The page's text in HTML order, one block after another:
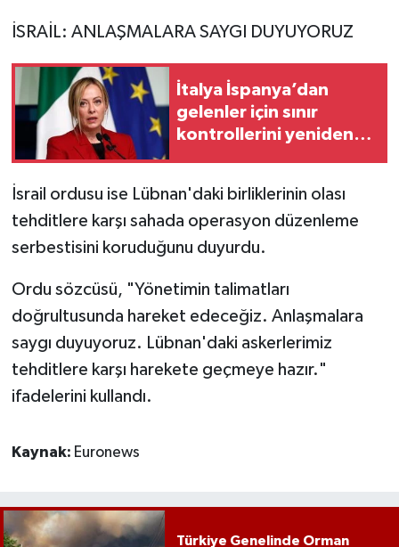
İSRAİL: ANLAŞMALARA SAYGI DUYUYORUZ
İtalya İspanya’dan
gelenler için sınır
kontrollerini yeniden
İsrail ordusu ise Lübnan'daki birliklerinin olası
tehditlere karşı sahada operasyon düzenleme
serbestisini koruduğunu duyurdu.
Ordu sözcüsü, "Yönetimin talimatları
doğrultusunda hareket edeceğiz. Anlaşmalara
saygı duyuyoruz. Lübnan'daki askerlerimiz
tehditlere karşı harekete geçmeye hazır."
ifadelerini kullandı.
Kaynak: Euronews
Türkiye Genelinde Orman